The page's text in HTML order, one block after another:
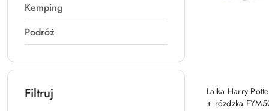
Kemping
Podróż
Filtruj
Lalka Harry
+ różdżka